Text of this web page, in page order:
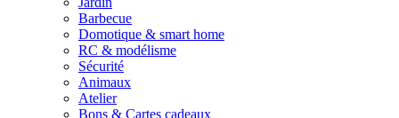
Barbecue
Domotique & smart home
RC & modélisme
Sécurité
Animaux
Atelier
Bons & Cartes cadeaux